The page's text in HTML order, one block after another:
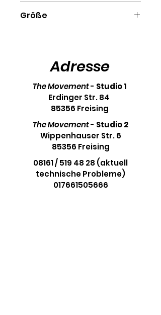
French Navy, Khaki, Royal Blue,
Größe
Adresse
The Movement- Studio 1
Erdinger Str. 84
85356 Freising
The Movement- Studio 2
Wippenhauser Str. 6
85356 Freising
08161 / 519 48 28 (aktuell
technische Probleme)
017661505666